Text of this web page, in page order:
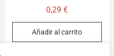
0,29€
Añadir al carrito